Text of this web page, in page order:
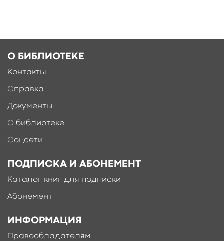
Ещё больше материалов после
О БИБЛИОТЕКЕ
Контакты
Справка
Документы
О библиотеке
Соцсети
ПОДПИСКА И АБОНЕМЕНТ
Каталог книг для подписки
Абонемент
ИНФОРМАЦИЯ
Правообладателям